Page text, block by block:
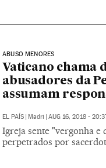
ABUSO MENORES
Vaticano chama
abusadores da
assumam
EL PAÍS | Madri | AUG 16, 2018 -
Igreja sente "vergonha e
perpetrados por